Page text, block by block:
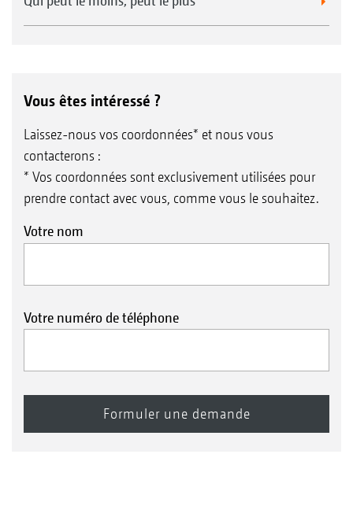
Vous êtes intéressé ?
Laissez-nous vos coordonnées* et nous vous
contacterons :
* Vos coordonnées sont exclusivement utilisées pour
prendre contact avec vous, comme vous le souhaitez.
Votre nom
Votre numéro de téléphone